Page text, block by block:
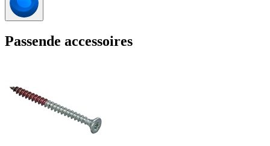
Passende accessoires